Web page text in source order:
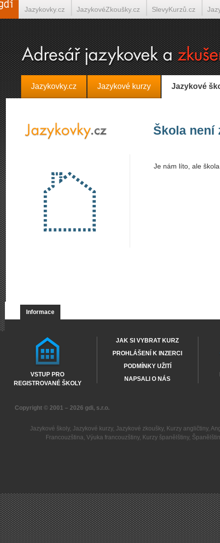
Jazykovky.cz Jazykové kurzy Jazykové
Škola není
Je nám líto, ale
Informace
VSTUP PRO
REGISTROVANÉ ŠKOLY
JAK SI VYBRAT KURZ
PROHLÁŠENÍ K INZERCI
PODMÍNKY UŽITÍ
NAPSALI O NÁS
Copyright © 2001 – 2026 gdi, s.r.o.
Jazykové školy, Jazykové kurzy, Jazykové zkoušky, Kurzy angličtiny,
Francouzština,Výuka francouzštiny, Kurzy španělštiny,
Jazykovky.cz JazykovéZkoušky.cz SlevyKurzů.cz
Španělština on-line Italština on-line Tlumočení-